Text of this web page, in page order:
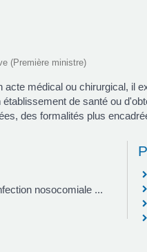
(Première ministre)
médical ou chirurgical,
de santé ou
des formalités plus
nosocomiale ...